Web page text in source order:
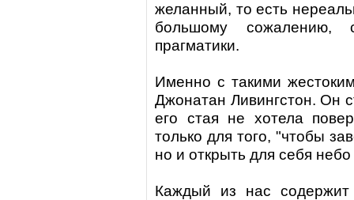
желанный, то есть
большому сожалению,
прагматики.
Именно с такими
Джонатан Ливингстон. Он
его стая не хотела
только для того, "чтобы
но и открыть для себя
Каждый из нас